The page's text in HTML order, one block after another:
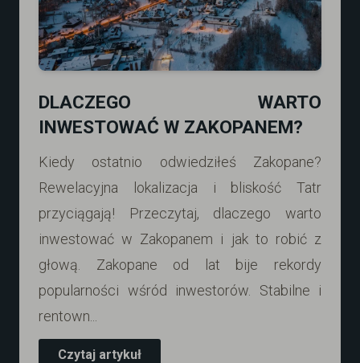
DLACZEGO WARTO
INWESTOWAĆ W ZAKOPANEM?
Kiedy ostatnio odwiedziłeś Zakopane?
Rewelacyjna lokalizacja i bliskość Tatr
przyciągają! Przeczytaj, dlaczego warto
inwestować w Zakopanem i jak to robić z
głową. Zakopane od lat bije rekordy
popularności wśród inwestorów. Stabilne i
rentown...
Czytaj artykuł